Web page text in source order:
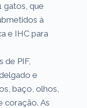
gatos, que
à
e IHC para
de PIF,
e
baço, olhos,
coração. As